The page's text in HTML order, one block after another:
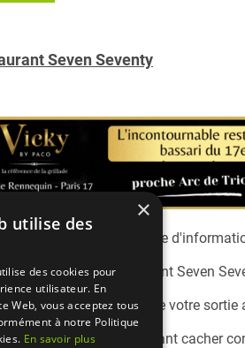
Seven Seventy
nous n'avons pas encore
pouvez joindre le restaurant Seven
pas de préciser lors de votre sortie
un autre restaurant cacher
×
utilise des
des cookies pour
utilisateur. En
Web, vous acceptez tous
à notre Politique
En savoir plus